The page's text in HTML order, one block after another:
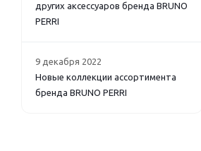
других аксессуаров бренда BRUNO
PERRI
9 декабря 2022
Новые коллекции ассортимента
бренда BRUNO PERRI